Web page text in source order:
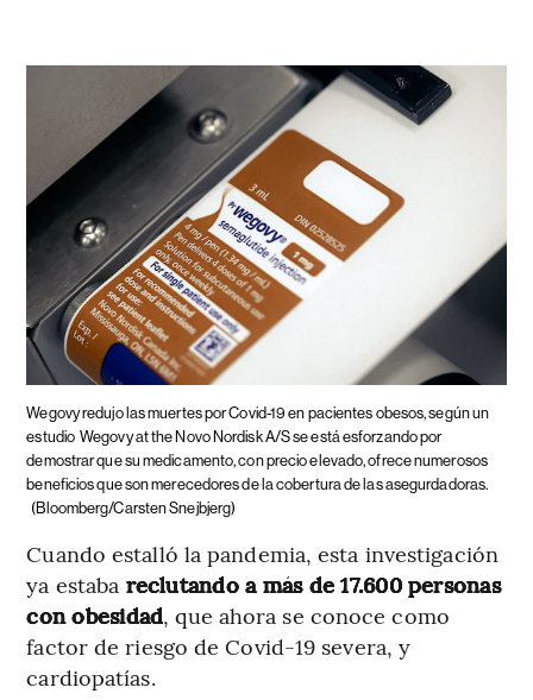
Wegovy redujo las muertes por Covid-19 en pacientes obesos, según un
estudio Wegovy at the Novo Nordisk A/S se está esforzando por
demostrar que su medicamento, con precio elevado, ofrece numerosos
beneficios que son merecedores de la cobertura de las asegurdadoras.
(Bloomberg/Carsten Snejbjerg)
Cuando estalló la pandemia, esta investigación
ya estaba reclutando a más de 17.600 personas
con obesidad, que ahora se conoce como
factor de riesgo de Covid-19 severa, y
cardiopatías.